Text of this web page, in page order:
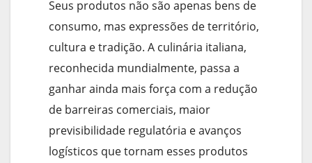
Seus produtos não são apenas bens de
consumo, mas expressões de território,
cultura e tradição. A culinária italiana,
reconhecida mundialmente, passa a
ganhar ainda mais força com a redução
de barreiras comerciais, maior
previsibilidade regulatória e avanços
logísticos que tornam esses produtos